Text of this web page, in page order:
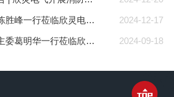
2024-12-17
温州市政协副主席陈胜峰一行莅临欣灵电气调研指导
2024-09-18
农工党浙江省委会主委葛明华一行莅临欣灵电气考察调研